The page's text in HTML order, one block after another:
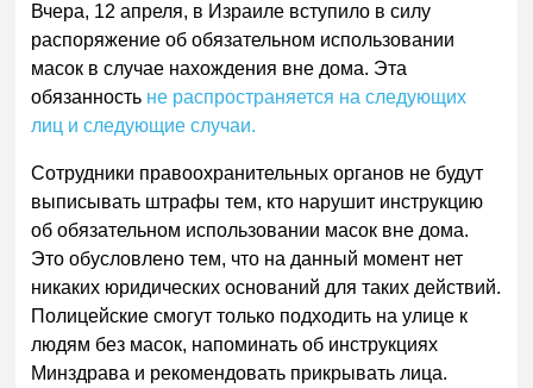
Вчера, 12 апреля, в Израиле вступило в силу
распоряжение об обязательном использовании
масок в случае нахождения вне дома. Эта
обязанность не распространяется на следующих
лиц и следующие случаи.
Сотрудники правоохранительных органов не будут
выписывать штрафы тем, кто нарушит инструкцию
об обязательном использовании масок вне дома.
Это обусловлено тем, что на данный момент нет
никаких юридических оснований для таких действий.
Полицейские смогут только подходить на улице к
людям без масок, напоминать об инструкциях
Минздрава и рекомендовать прикрывать лица.